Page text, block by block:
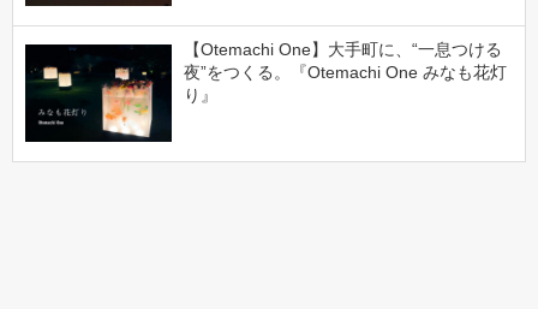
【Otemachi One】大手町に、“一息つける
夜”をつくる。『Otemachi One みなも花灯
り』